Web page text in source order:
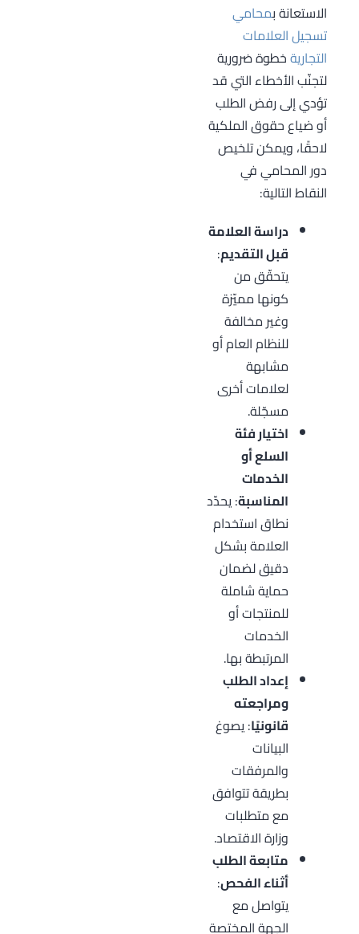
الاستعانة بمحامي
تسجيل العلامات
التجاريةخطوة ضرورية
لتجنّب الأخطاء التي قد
تؤدي إلى رفض الطلب
أو ضياع حقوق الملكية
لاحقًا، ويمكن تلخيص
دور المحامي في
النقاط التالية:
دراسة العلامة
قبل التقديم:
يتحقّق من
كونها مميّزة
وغير مخالفة
للنظام العام أو
مشابهة
لعلامات أخرى
مسجّلة.
اختيار فئة
السلع أو
الخدمات
المناسبة: يحدّد
نطاق استخدام
العلامة بشكل
دقيق لضمان
حماية شاملة
للمنتجات أو
الخدمات
المرتبطة بها.
إعداد الطلب
ومراجعته
قانونيًا: يصوغ
البيانات
والمرفقات
بطريقة تتوافق
مع متطلبات
وزارة الاقتصاد.
متابعة الطلب
أثناء الفحص:
يتواصل مع
الجهة المختصة